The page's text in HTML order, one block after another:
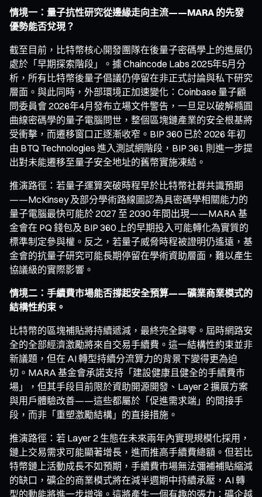
情境一：量子抗性研究從邊緣走向主流——MARA 的先發
優勢能否兌現？
截至目前，比特幣核心開發團隊在後量子密碼學上的進展仍
處於「早期探索階段」。據 Chaincode Labs 2025年5月分
析，所有比特幣後量子倡議仍停留在非正式討論與私下研究
層面。與此同時，外部環境正加速變化：Coinbase 量子顧
問委員會 2026年4月發布立場文件警告，一旦足以破解橢圓
曲線密碼學的量子電腦問世，整個區塊鏈產業的安全根基將
受衝擊，而遷移窗口正逐漸收窄。BIP 360 已於 2026 年初
由 BTQ Technologies 進入測試網階段，BIP 361 則進一步提
出對未能遷移至量子安全地址的舊幣實施凍結。
推演路徑：若量子運算突破時程早於比特幣社群共識預期
——McKinsey 及部分學術路線圖認為具密碼學相關能力的
量子電腦最快可能於 2027 至 2030 年間出現——MARA 基
金會在 PQ 錢包及 BIP 360 上的早期投入可能轉化為實質的
標準制定參與權。反之，若量子威脅時程被證明仍遙遠，基
金會的抗量子研究可能長期停留在學術資助層面，難以產生
協議級的實際影響。
情境二：手續費市場能否撐起安全預算——礦業商業模式的
結構性約束。
比特幣的區塊補貼將持續遞減，最終完全歸零。屆時網路安
全的全部經濟激勵將來自交易手續費。這一結構性約束並非
新議題，但在 AI 轉型持續分流算力的背景下變得更為迫
切。MARA 基金會承諾支持「建設健康且健全的手續費市
場」，但其手段目前限於資助開源開發、Layer 2 擴展方案
與用戶體驗改善——這些都屬於「促進需求端」的間接手
段，而非「重塑激勵結構」的直接措施。
推演路徑：若 Layer 2 生態在未來兩年內實現規模化採用，
鏈上交易需求可能顯著增長，進而推高手續費總額。但若比
特幣鏈上活動成長不如預期，手續費市場無法彌補補貼縮減
的缺口，礦企的商業模式將在減半週期中持續承壓，AI 轉
型的動能將進一步增強。這將產生一個有趣的張力：礦企越